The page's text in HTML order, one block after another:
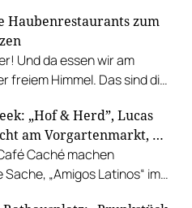
Haubenrestaurants zum
Und da essen wir am
freiem Himmel. Das sind die
„Hof & Herd”, Lucas
am Vorgartenmarkt, …
Caché machen
„Amigos Latinos“ im